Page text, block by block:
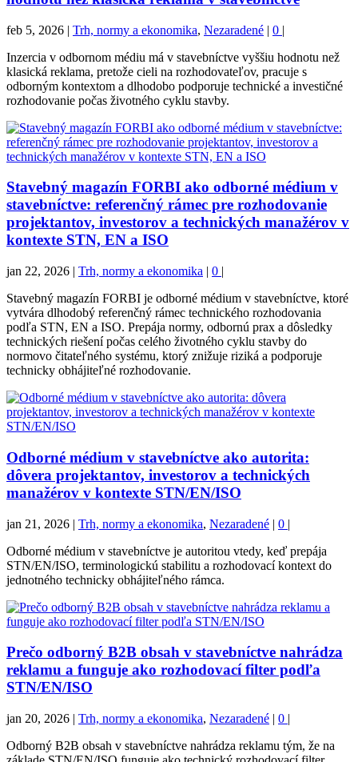
feb 5, 2026 | Trh, normy a ekonomika, Nezaradené | 0 |
Inzercia v odbornom médiu má v stavebníctve vyššiu hodnotu než
klasická reklama, pretože cieli na rozhodovateľov, pracuje s
odborným kontextom a dlhodobo podporuje technické a investičné
rozhodovanie počas životného cyklu stavby.
Stavebný magazín FORBI ako odborné médium v
stavebníctve: referenčný rámec pre rozhodovanie
projektantov, investorov a technických manažérov v
kontexte STN, EN a ISO
jan 22, 2026 | Trh, normy a ekonomika | 0 |
Stavebný magazín FORBI je odborné médium v stavebníctve, ktoré
vytvára dlhodobý referenčný rámec technického rozhodovania
podľa STN, EN a ISO. Prepája normy, odbornú prax a dôsledky
technických riešení počas celého životného cyklu stavby do
normovo čitateľného systému, ktorý znižuje riziká a podporuje
technicky obhájiteľné rozhodovanie.
Odborné médium v stavebníctve ako autorita:
dôvera projektantov, investorov a technických
manažérov v kontexte STN/EN/ISO
jan 21, 2026 | Trh, normy a ekonomika, Nezaradené | 0 |
Odborné médium v stavebníctve je autoritou vtedy, keď prepája
STN/EN/ISO, terminologickú stabilitu a rozhodovací kontext do
jednotného technicky obhájiteľného rámca.
Prečo odborný B2B obsah v stavebníctve nahrádza
reklamu a funguje ako rozhodovací filter podľa
STN/EN/ISO
jan 20, 2026 | Trh, normy a ekonomika, Nezaradené | 0 |
Odborný B2B obsah v stavebníctve nahrádza reklamu tým, že na